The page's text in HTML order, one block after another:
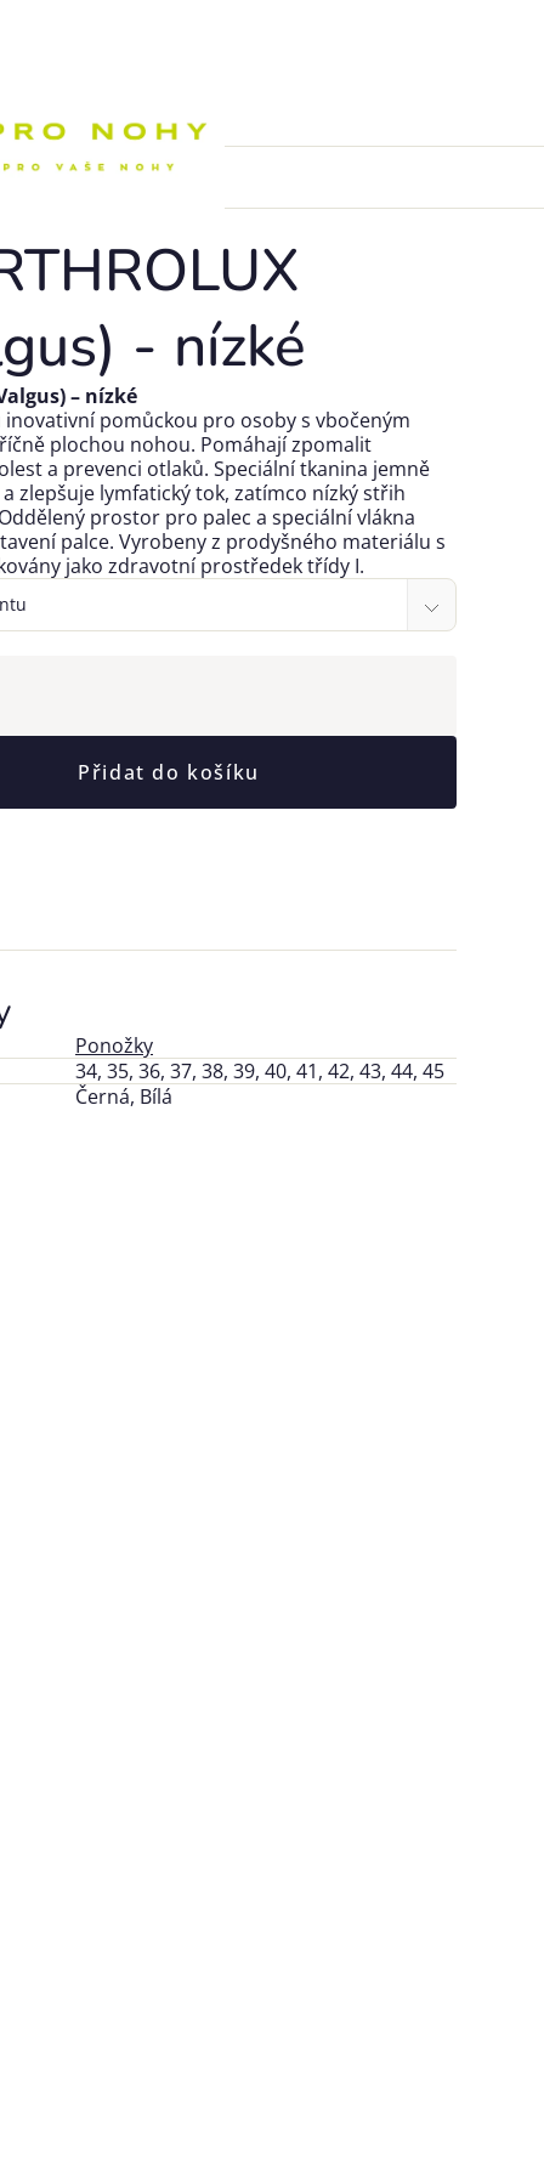
- nízké
Přidat do košíku
– nízké
inovativní pomůckou pro osoby s vbočeným
plochou nohou. Pomáhají zpomalit
a prevenci otlaků. Speciální tkanina jemně
zlepšuje lymfatický tok, zatímco nízký střih
prostor pro palec a speciální vlákna
palce. Vyrobeny z prodyšného materiálu s
jako zdravotní prostředek třídy I.
Ponožky
34, 35, 36, 37, 38, 39, 40, 41, 42, 43, 44, 45
Černá, Bílá